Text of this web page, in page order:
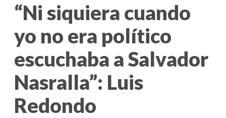
“Ni siquiera cuando
yo no era político
escuchaba a Salvador
Nasralla”: Luis
Redondo